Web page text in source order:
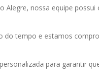
Alegre, nossa equipe possui
do tempo e estamos
para garantir